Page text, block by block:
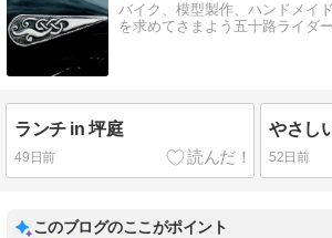
バイク、模型製作、ハンドメイ
を求めてさまよう五十路ライダ
ランチ in 坪庭
49日前
やさし
52日前
このブログのここがポイント